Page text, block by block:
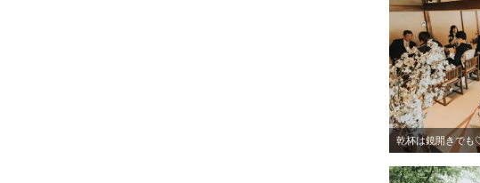
乾杯は鏡開きでも